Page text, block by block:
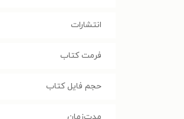
انتشارات
فرمت کتاب
حجم فایل کتاب